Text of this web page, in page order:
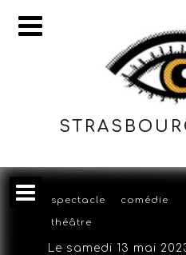
spectacle comédie
théâtre
Le samedi 13 mai